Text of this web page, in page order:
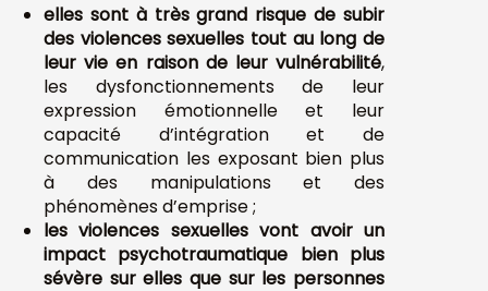
elles sont à très grand risque de subir
des violences sexuelles tout au long de
leur vie en raison de leur vulnérabilité,
les dysfonctionnements de leur
expression émotionnelle et leur
capacité d’intégration et de
communication les exposant bien plus
à des manipulations et des
phénomènes d’emprise ;
les violences sexuelles vont avoir un
impact psychotraumatique bien plus
sévère sur elles que sur les personnes